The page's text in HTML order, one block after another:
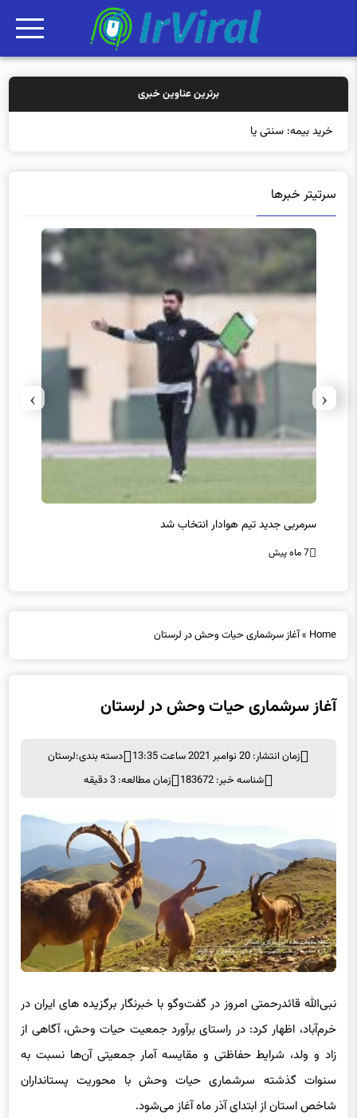
برترین عناوین خبری
خرید بیمه: سنتی یا آنلاین؟
سرتیتر خبرها
سرمربی جدید تیم هوادار انتخاب شد
7 ماه پیش
‹
›
Home
»آغاز سرشماری حیات وحش در لرستان
آغاز سرشماری حیات وحش در لرستان
زمان انتشار: 20 نوامبر 2021 ساعت 13:35 دسته بندی:لرستان
شناسه خبر: 183672
زمان مطالعه: 3 دقیقه
نبی‌الله قائدرحمتی امروز در گفت‌وگو با خبرنگار برگزیده های ایران در
خرم‌آباد، اظهار کرد: در راستای برآورد جمعیت حیات وحش، آگاهی از
زاد و ولد، شرایط حفاظتی و مقایسه آمار جمعیتی آن‌ها نسبت به
سنوات گذشته سرشماری حیات وحش با محوریت پستانداران
شاخص استان از ابتدای آذر ماه آغاز می‌شود.